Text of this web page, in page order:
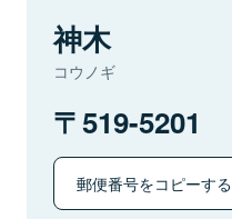
神木
コウノギ
519-5201
郵便番号をコピーする